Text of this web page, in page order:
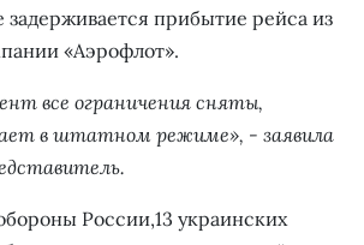
прибытие рейса из
«Аэрофлот».
все ограничения сняты,
в штатном режиме», - заявила
России,13 украинских